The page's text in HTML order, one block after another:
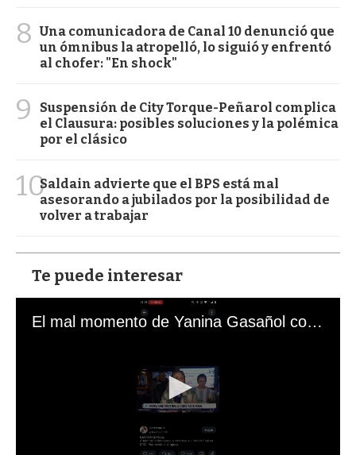
8 Una comunicadora de Canal 10 denunció que
un ómnibus la atropelló, lo siguió y enfrentó
al chofer: "En shock"
9
Suspensión de City Torque-Peñarol complica
el Clausura: posibles soluciones y la polémica
por el clásico
10Saldain advierte que el BPS está mal
asesorando a jubilados por la posibilidad de
volver a trabajar
Te puede interesar
El mal momento de Yanina Gasañol con un hincha argentino en "Subrayado"